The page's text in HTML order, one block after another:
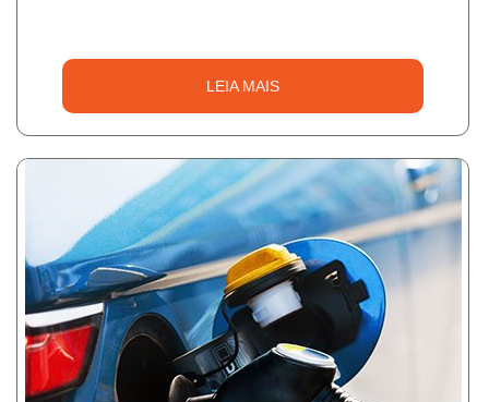
LEIA MAIS